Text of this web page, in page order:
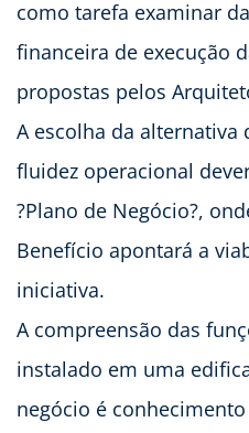
como tarefa examinar
financeira de execução
propostas pelos
A escolha da
fluidez operacional
?Plano de Negócio?,
Benefício apontará a
iniciativa.
A compreensão das
instalado em uma
negócio é